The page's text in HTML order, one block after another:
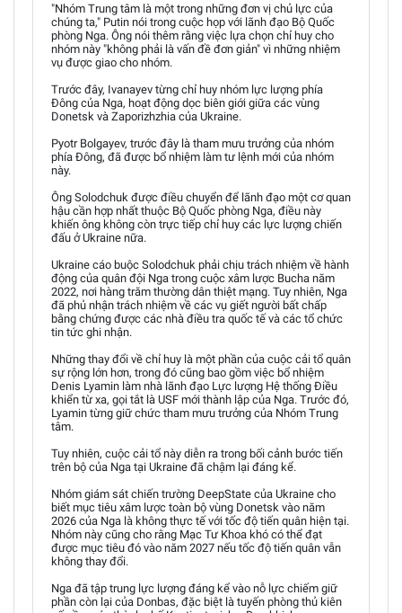
"Nhóm Trung tâm là một trong những đơn vị chủ lực của
chúng ta," Putin nói trong cuộc họp với lãnh đạo Bộ Quốc
phòng Nga. Ông nói thêm rằng việc lựa chọn chỉ huy cho
nhóm này "không phải là vấn đề đơn giản" vì những nhiệm
vụ được giao cho nhóm.
Trước đây, Ivanayev từng chỉ huy nhóm lực lượng phía
Đông của Nga, hoạt động dọc biên giới giữa các vùng
Donetsk và Zaporizhzhia của Ukraine.
Pyotr Bolgayev, trước đây là tham mưu trưởng của nhóm
phía Đông, đã được bổ nhiệm làm tư lệnh mới của nhóm
này.
Ông Solodchuk được điều chuyển để lãnh đạo một cơ quan
hậu cần hợp nhất thuộc Bộ Quốc phòng Nga, điều này
khiến ông không còn trực tiếp chỉ huy các lực lượng chiến
đấu ở Ukraine nữa.
Ukraine cáo buộc Solodchuk phải chịu trách nhiệm về hành
động của quân đội Nga trong cuộc xâm lược Bucha năm
2022, nơi hàng trăm thường dân thiệt mạng. Tuy nhiên, Nga
đã phủ nhận trách nhiệm về các vụ giết người bất chấp
bằng chứng được các nhà điều tra quốc tế và các tổ chức
tin tức ghi nhận.
Những thay đổi về chỉ huy là một phần của cuộc cải tổ quân
sự rộng lớn hơn, trong đó cũng bao gồm việc bổ nhiệm
Denis Lyamin làm nhà lãnh đạo Lực lượng Hệ thống Điều
khiển từ xa, gọi tắt là USF mới thành lập của Nga. Trước đó,
Lyamin từng giữ chức tham mưu trưởng của Nhóm Trung
tâm.
Tuy nhiên, cuộc cải tổ này diễn ra trong bối cảnh bước tiến
trên bộ của Nga tại Ukraine đã chậm lại đáng kể.
Nhóm giám sát chiến trường DeepState của Ukraine cho
biết mục tiêu xâm lược toàn bộ vùng Donetsk vào năm
2026 của Nga là không thực tế với tốc độ tiến quân hiện tại.
Nhóm này cũng cho rằng Mạc Tư Khoa khó có thể đạt
được mục tiêu đó vào năm 2027 nếu tốc độ tiến quân vẫn
không thay đổi.
Nga đã tập trung lực lượng đáng kể vào nỗ lực chiếm giữ
phần còn lại của Donbas, đặc biệt là tuyến phòng thủ kiên